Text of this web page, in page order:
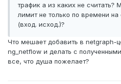
трафик а из каких не считать?
лимит не только по времени
(вход. исход.)?
Что мешает добавить в netgraph-
ng_netflow и делать с
все, что душа пожелает?